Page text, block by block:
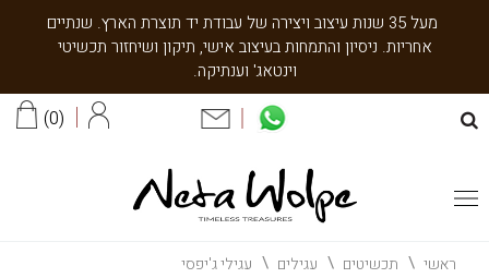
מעל 35 שנות עיצוב ויצירה של עבודת יד תוצרת הארץ. שנתיים
אחריות. ניסיון והתמחות בעיצוב אישי, תיקון ושיחזור תכשיטי
וינטאג' וענתיקה.
0
ראשי תכשיטים עגילים עגילי ג'יפסי